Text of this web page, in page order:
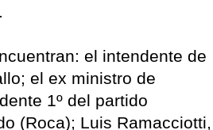
el intendente de
el ex ministro de
1º del partido
(Roca); Luis Ramacciotti,